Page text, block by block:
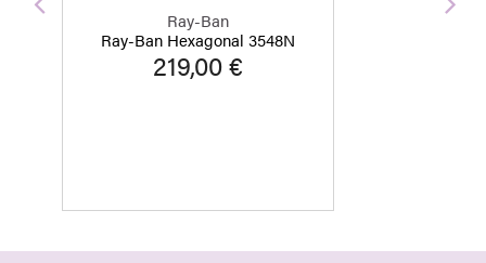
Ray-Ban
Ray-Ban Hexagonal 3548N
219,00 €
Edellinen